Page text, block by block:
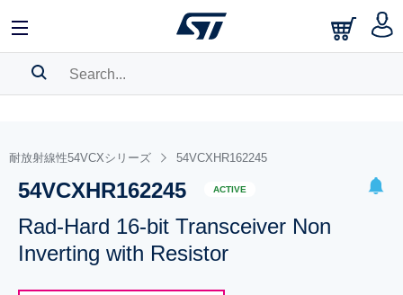
BOOKMARK
Pleaselog into show your saved searches.
耐放射線性54VCXシリーズ 54VCXHR162245
54VCXHR162245 ACTIVE
Rad-Hard 16-bit Transceiver Non
Inverting with Resistor